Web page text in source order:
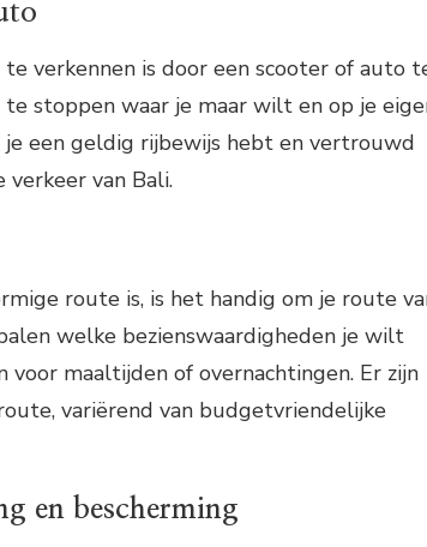
verkennen is door een scooter of auto
stoppen waar je maar wilt en op je
een geldig rijbewijs hebt en vertrouwd
van Bali.
route is, is het handig om je route
welke bezienswaardigheden je wilt
maaltijden of overnachtingen. Er zijn
variërend van budgetvriendelijke
en bescherming